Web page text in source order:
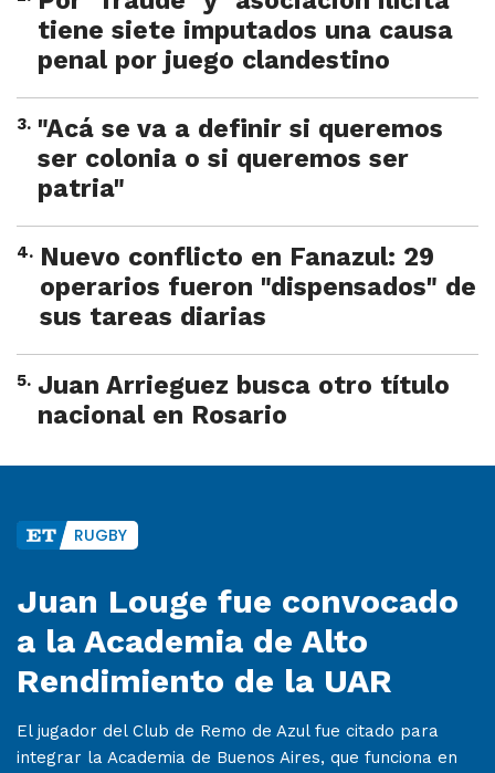
tiene siete imputados una causa
penal por juego clandestino
3. "Acá se va a definir si queremos
ser colonia o si queremos ser
patria"
4. Nuevo conflicto en Fanazul: 29
operarios fueron "dispensados" de
sus tareas diarias
5. Juan Arrieguez busca otro título
nacional en Rosario
RUGBY
Juan Louge fue convocado
a la Academia de Alto
Rendimiento de la UAR
El jugador del Club de Remo de Azul fue citado para
integrar la Academia de Buenos Aires, que funciona en